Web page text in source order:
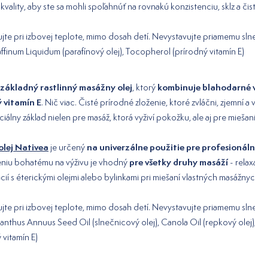
aby ste sa mohli spoľahnúť na rovnakú konzistenciu, sklz a
pri izbovej teplote, mimo dosah detí. Nevystavujte priamemu
Liquidum (parafínový olej), Tocopherol (prírodný vitamín E)
základný rastlinný masážny olej, ktorý kombinuje
vitamín E. Nič viac. Čisté prírodné zloženie, ktoré zvláčni, zjemní
základ nielen pre masáž, ktorá vyživí pokožku, ale aj pre
Nativea je určený na univerzálne použitie pre
bohatému na výživu je vhodný pre všetky druhy masáží-
s éterickými olejmi alebo bylinkami pri miešaní vlastných
pri izbovej teplote, mimo dosah detí. Nevystavujte priamemu
Annuus Seed Oil (slnečnicový olej), Canola Oil (repkový
E)